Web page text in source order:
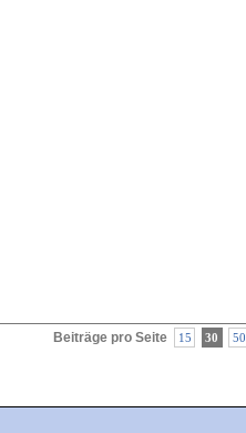
Beiträge pro Seite 15 30 50